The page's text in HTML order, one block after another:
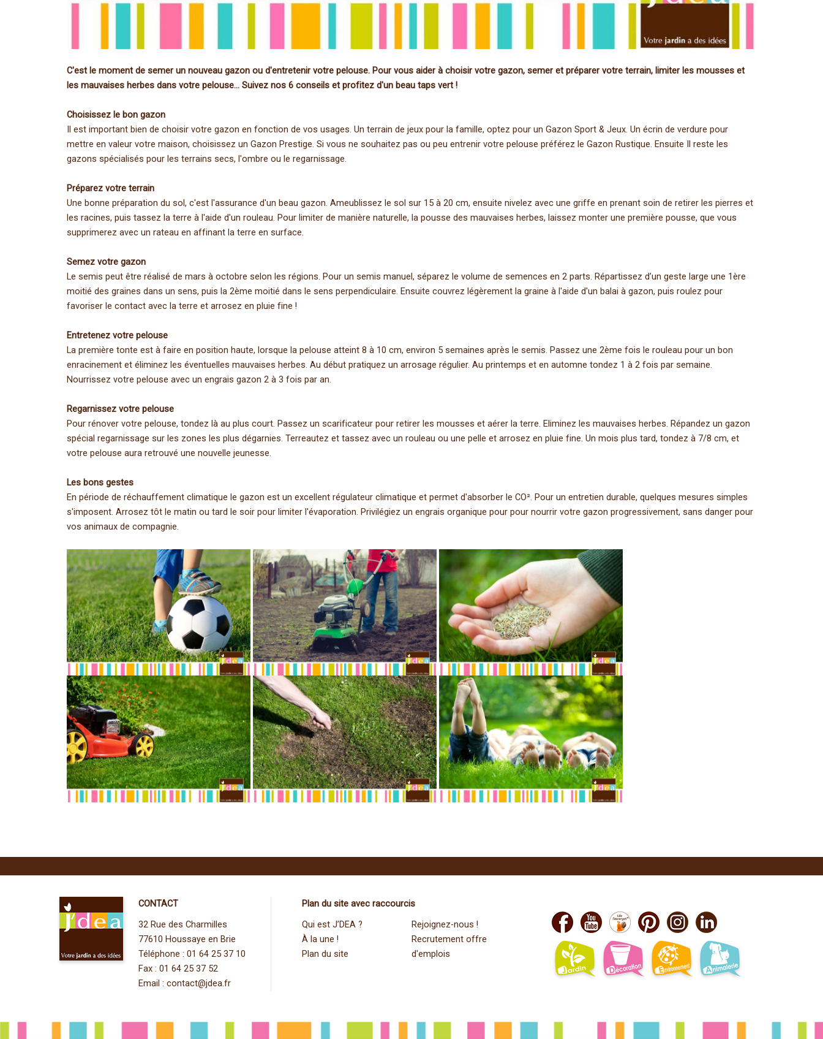
C'est le moment de semer un nouveau gazon ou d'entretenir votre pelouse. Pour vous aider à choisir votre gazon, semer et préparer votre terrain, limiter les mousses et
les mauvaises herbes dans votre pelouse… Suivez nos 6 conseils et profitez d'un beau taps vert !
Choisissez le bon gazon
Il est important bien de choisir votre gazon en fonction de vos usages. Un terrain de jeux pour la famille, optez pour un Gazon Sport & Jeux. Un écrin de verdure pour
mettre en valeur votre maison, choisissez un Gazon Prestige. Si vous ne souhaitez pas ou peu entrenir votre pelouse préférez le Gazon Rustique. Ensuite Il reste les
gazons spécialisés pour les terrains secs, l'ombre ou le regarnissage.
Préparez votre terrain
Une bonne préparation du sol, c'est l'assurance d'un beau gazon. Ameublissez le sol sur 15 à 20 cm, ensuite nivelez avec une griffe en prenant soin de retirer les pierres et
les racines, puis tassez la terre à l'aide d'un rouleau. Pour limiter de manière naturelle, la pousse des mauvaises herbes, laissez monter une première pousse, que vous
supprimerez avec un rateau en affinant la terre en surface.
Semez votre gazon
Le semis peut être réalisé de mars à octobre selon les régions. Pour un semis manuel, séparez le volume de semences en 2 parts. Répartissez d’un geste large une 1ère
moitié des graines dans un sens, puis la 2ème moitié dans le sens perpendiculaire. Ensuite couvrez légèrement la graine à l'aide d'un balai à gazon, puis roulez pour
favoriser le contact avec la terre et arrosez en pluie fine !
Entretenez votre pelouse
La première tonte est à faire en position haute, lorsque la pelouse atteint 8 à 10 cm, environ 5 semaines après le semis. Passez une 2ème fois le rouleau pour un bon
enracinement et éliminez les éventuelles mauvaises herbes. Au début pratiquez un arrosage régulier. Au printemps et en automne tondez 1 à 2 fois par semaine.
Nourrissez votre pelouse avec un engrais gazon 2 à 3 fois par an.
Regarnissez votre pelouse
Pour rénover votre pelouse, tondez là au plus court. Passez un scarificateur pour retirer les mousses et aérer la terre. Eliminez les mauvaises herbes. Répandez un gazon
spécial regarnissage sur les zones les plus dégarnies. Terreautez et tassez avec un rouleau ou une pelle et arrosez en pluie fine. Un mois plus tard, tondez à 7/8 cm, et
votre pelouse aura retrouvé une nouvelle jeunesse.
Les bons gestes
En période de réchauffement climatique le gazon est un excellent régulateur climatique et permet d'absorber le CO². Pour un entretien durable, quelques mesures simples
s'imposent. Arrosez tôt le matin ou tard le soir pour limiter l'évaporation. Privilégiez un engrais organique pour pour nourrir votre gazon progressivement, sans danger pour
vos animaux de compagnie.
CONTACT
32 Rue des Charmilles
77610 Houssaye en Brie
Téléphone : 01 64 25 37 10
Fax : 01 64 25 37 52
Email : contact@jdea.fr
Plan du site avec raccourcis
Qui est J’DEA ?
À la une !
Plan du site
Rejoignez-nous !
Recrutement offre
d'emplois